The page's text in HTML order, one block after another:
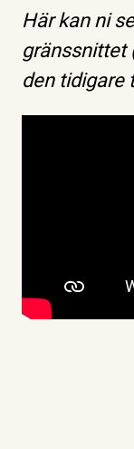
Här kan ni
gränssnittet
den tidigare